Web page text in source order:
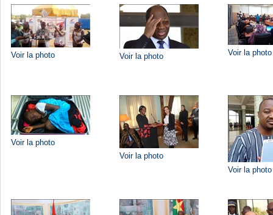
Voir la photo Voir la photo Voir la photo
Voir la photo
Voir la photo
Voir la photo